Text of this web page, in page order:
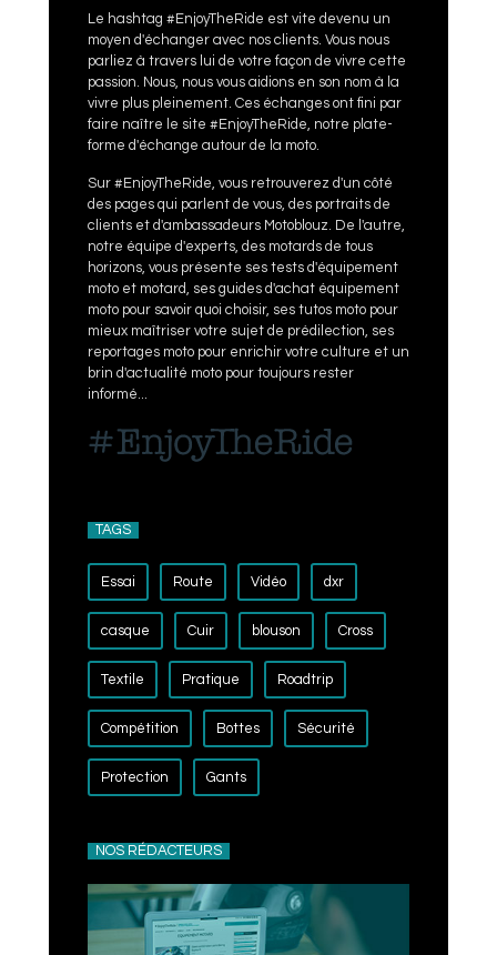
Le hashtag #EnjoyTheRide est vite devenu un
moyen d'échanger avec nos clients. Vous nous
parliez à travers lui de votre façon de vivre cette
passion. Nous, nous vous aidions en son nom à la
vivre plus pleinement. Ces échanges ont fini par
faire naître le site #EnjoyTheRide, notre plate-
forme d'échange autour de la moto.
Sur #EnjoyTheRide, vous retrouverez d'un côté
des pages qui parlent de vous, des portraits de
clients et d'ambassadeurs Motoblouz. De l'autre,
notre équipe d'experts, des motards de tous
horizons, vous présente ses tests d'équipement
moto et motard, ses guides d'achat équipement
moto pour savoir quoi choisir, ses tutos moto pour
mieux maîtriser votre sujet de prédilection, ses
reportages moto pour enrichir votre culture et un
brin d'actualité moto pour toujours rester
informé...
TAGS
Essai Route Vidéo dxr
casque Cuir blouson Cross
Textile Pratique Roadtrip
Compétition Bottes Sécurité
Protection Gants
NOS RÉDACTEURS